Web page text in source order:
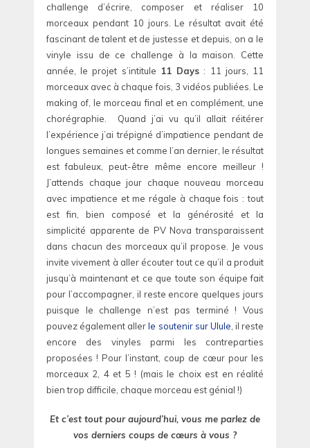
challenge d’écrire, composer et réaliser 10
morceaux pendant 10 jours. Le résultat avait été
fascinant de talent et de justesse et depuis, on a le
vinyle issu de ce challenge à la maison. Cette
année, le projet s’intitule 11 Days : 11 jours, 11
morceaux avec à chaque fois, 3 vidéos publiées. Le
making of, le morceau final et en complément, une
chorégraphie. Quand j’ai vu qu’il allait réitérer
l’expérience j’ai trépigné d’impatience pendant de
longues semaines et comme l’an dernier, le résultat
est fabuleux, peut-être même encore meilleur !
J’attends chaque jour chaque nouveau morceau
avec impatience et me régale à chaque fois : tout
est fin, bien composé et la générosité et la
simplicité apparente de PV Nova transparaissent
dans chacun des morceaux qu’il propose. Je vous
invite vivement à aller écouter tout ce qu’il a produit
jusqu’à maintenant et ce que toute son équipe fait
pour l’accompagner, il reste encore quelques jours
puisque le challenge n’est pas terminé ! Vous
pouvez également allerle soutenir sur Ulule , il reste
encore des vinyles parmi les contreparties
proposées ! Pour l’instant, coup de cœur pour les
morceaux 2, 4 et 5 ! (mais le choix est en réalité
bien trop difficile, chaque morceau est génial !)
Et c’est tout pour aujourd’hui, vous me parlez de
vos derniers coups de cœurs à vous ?